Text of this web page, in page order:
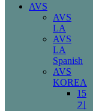
AVS
AVS
LA
AVS
LA
Spanish
AVS
KOREA
15
기